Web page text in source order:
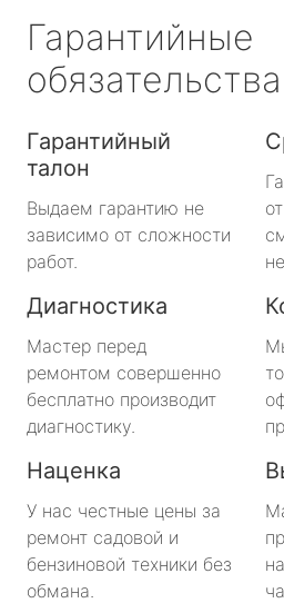
Гарантийные
обязательства
Гарантийный
талон
Выдаем гарантию не
зависимо от сложности
работ.
Диагностика
Мастер перед
ремонтом совершенно
бесплатно производит
диагностику.
Наценка
У нас честные цены за
ремонт садовой и
бензиновой техники без
обмана.